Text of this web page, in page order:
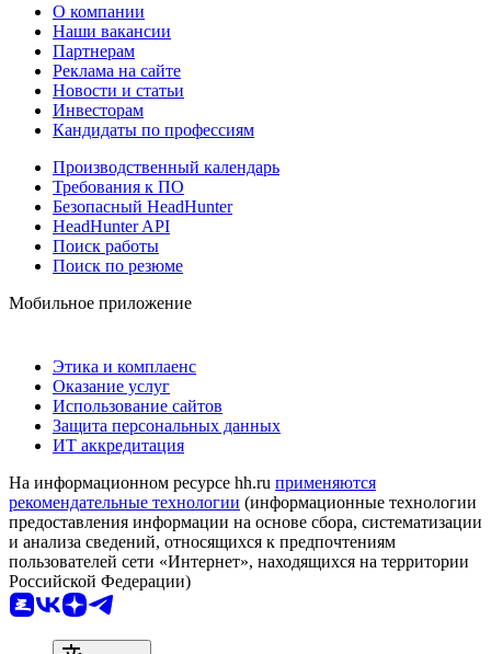
О компании
Наши вакансии
Партнерам
Реклама на сайте
Новости и статьи
Инвесторам
Кандидаты по профессиям
Производственный календарь
Требования к ПО
Безопасный HeadHunter
HeadHunter API
Поиск работы
Поиск по резюме
Мобильное приложение
Этика и комплаенс
Оказание услуг
Использование сайтов
Защита персональных данных
ИТ аккредитация
На информационном ресурсе hh.ru применяются
рекомендательные технологии (информационные технологии
предоставления информации на основе сбора, систематизации
и анализа сведений, относящихся к предпочтениям
пользователей сети «Интернет», находящихся на территории
Российской Федерации)